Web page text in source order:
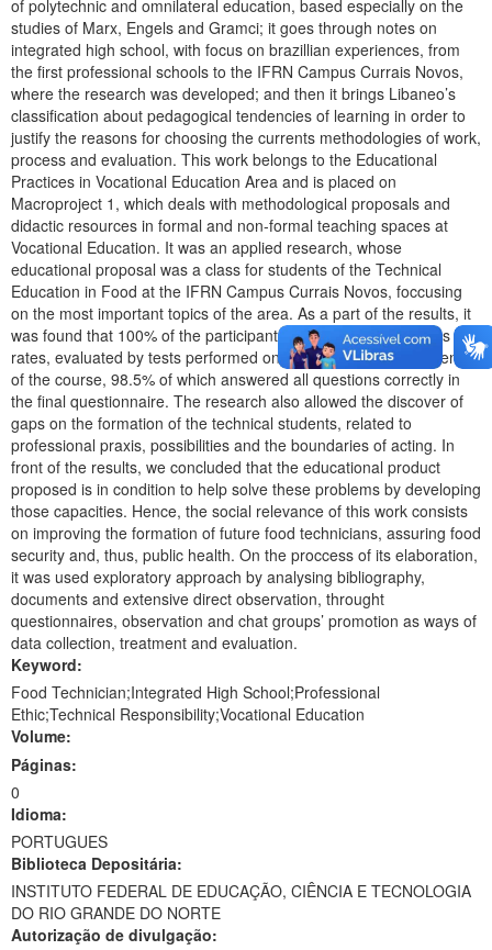
of polytechnic and omnilateral education, based especially on the
studies of Marx, Engels and Gramci; it goes through notes on
integrated high school, with focus on brazillian experiences, from
the first professional schools to the IFRN Campus Currais Novos,
where the research was developed; and then it brings Libaneo’s
classification about pedagogical tendencies of learning in order to
justify the reasons for choosing the currents methodologies of work,
process and evaluation. This work belongs to the Educational
Practices in Vocational Education Area and is placed on
Macroproject 1, which deals with methodological proposals and
didactic resources in formal and non-formal teaching spaces at
Vocational Education. It was an applied research, whose
educational proposal was a class for students of the Technical
Education in Food at the IFRN Campus Currais Novos, foccusing
on the most important topics of the area. As a part of the results, it
was found that 100% of the participants improved their success
rates, evaluated by tests performed on the beginning and the end
of the course, 98.5% of which answered all questions correctly in
the final questionnaire. The research also allowed the discover of
gaps on the formation of the technical students, related to
professional praxis, possibilities and the boundaries of acting. In
front of the results, we concluded that the educational product
proposed is in condition to help solve these problems by developing
those capacities. Hence, the social relevance of this work consists
on improving the formation of future food technicians, assuring food
security and, thus, public health. On the proccess of its elaboration,
it was used exploratory approach by analysing bibliography,
documents and extensive direct observation, throught
questionnaires, observation and chat groups’ promotion as ways of
data collection, treatment and evaluation.
Keyword:
Food Technician;Integrated High School;Professional
Ethic;Technical Responsibility;Vocational Education
Volume:
Páginas:
0
Idioma:
PORTUGUES
Biblioteca Depositária:
INSTITUTO FEDERAL DE EDUCAÇÃO, CIÊNCIA E TECNOLOGIA
DO RIO GRANDE DO NORTE
Autorização de divulgação: